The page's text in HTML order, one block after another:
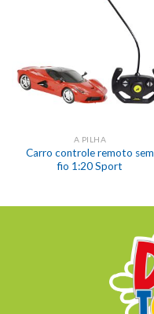
A PILHA
Carro controle remoto sem
fio 1:20 Sport